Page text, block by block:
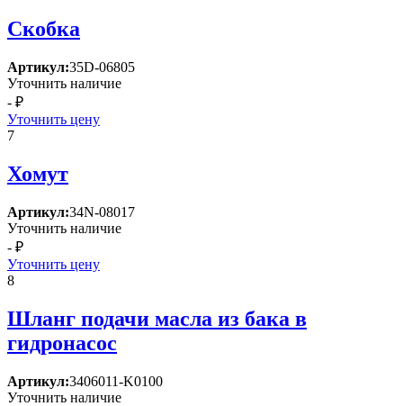
Скобка
Артикул:35D-06805
Уточнить наличие
- ₽
Уточнить цену
7
Хомут
Артикул:34N-08017
Уточнить наличие
- ₽
Уточнить цену
8
Шланг подачи масла из бака в
гидронасос
Артикул:3406011-K0100
Уточнить наличие